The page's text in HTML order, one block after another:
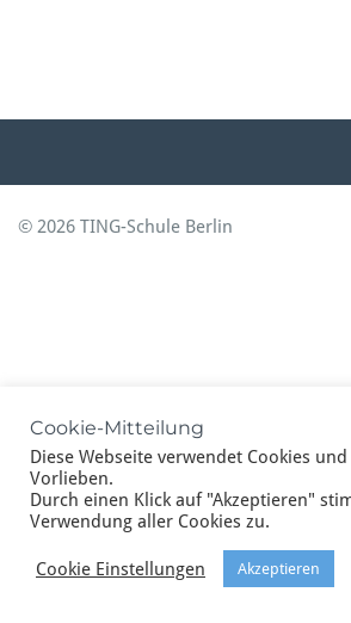
© 2026 TING-Schule Berlin
Cookie-Mitteilung
Diese Webseite verwendet Cookies
Vorlieben.
Durch einen Klick auf "Akzeptieren"
Verwendung aller Cookies zu.
Cookie Einstellungen Akzeptieren